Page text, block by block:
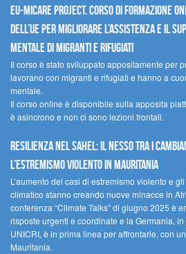
EU-MiCare Project. Corso di formazione
dell’UE per migliorare l’assistenza e il
mentale di migranti e rifugiati
Il corso è stato sviluppato appositamente per
lavorano con migranti e rifugiati e hanno a
mentale.
Il corso online è disponibile sulla apposita
è asincrono e non ci sono lezioni frontali.
Resilienza nel Sahel: il nesso tra i
l’estremismo violento in Mauritania
L’aumento dei casi di estremismo violento e
climatico stanno creando nuove minacce in
conferenza “Climate Talks” di giugno 2025 è
risposte urgenti e coordinate e la Germania,
UNICRI, è in prima linea per affrontarle, con
Mauritania.